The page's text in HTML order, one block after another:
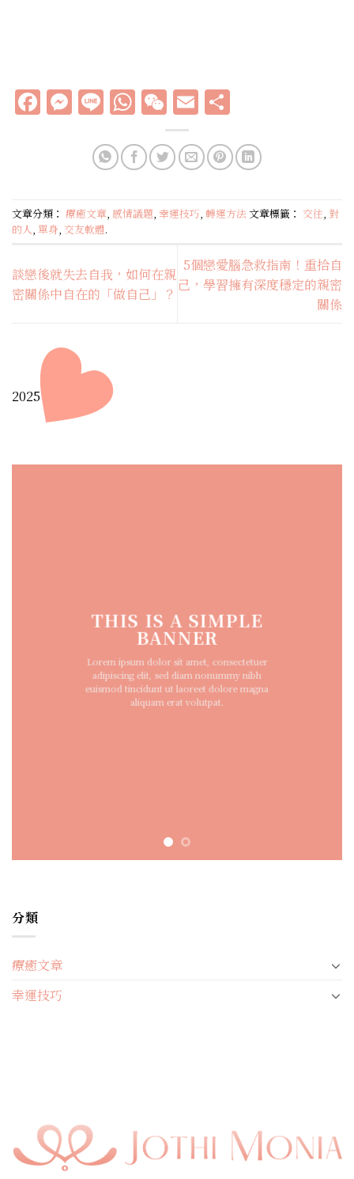
分類
療癒文章
幸運技巧
Facebook
Messenger
LineWhatsApp
WeChat
Email
文章分類： 療癒文章 感情議題 幸運技巧 轉運方法 文章標籤： 交往 對
的人 單身 交友軟體.
談戀後就失去自我，如何在親
密關係中自在的「做自己」？
5個戀愛腦急救指南！重拾自
己，學習擁有深度穩定的親密
關係
2025
THIS IS A SIMPLE
BANNER
Lorem ipsum dolor sit amet, consectetuer
adipiscing elit, sed diam nonummy nibh
euismod tincidunt ut laoreet dolore magna
aliquam erat volutpat.